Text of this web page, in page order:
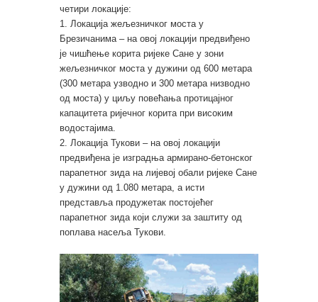
четири локације:
1. Локација жељезничког моста у
Брезичанима – на овој локацији предвиђено
је чишћење корита ријеке Сане у зони
жељезничког моста у дужини од 600 метара
(300 метара узводно и 300 метара низводно
од моста) у циљу повећања протицајног
капацитета ријечног корита при високим
водостајима.
2. Локација Тукови – на овој локацији
предвиђена је изградња армирано-бетонског
парапетног зида на лијевој обали ријеке Сане
у дужини од 1.080 метара, а исти
представља продужетак постојећег
парапетног зида који служи за заштиту од
поплава насеља Тукови.